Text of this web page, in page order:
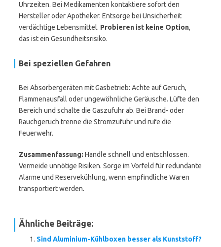
Uhrzeiten. Bei Medikamenten kontaktiere sofort den
Hersteller oder Apotheker. Entsorge bei Unsicherheit
verdächtige Lebensmittel. Probieren ist keine Option,
das ist ein Gesundheitsrisiko.
Bei speziellen Gefahren
Bei Absorbergeräten mit Gasbetrieb: Achte auf Geruch,
Flammenausfall oder ungewöhnliche Geräusche. Lüfte den
Bereich und schalte die Gaszufuhr ab. Bei Brand- oder
Rauchgeruch trenne die Stromzufuhr und rufe die
Feuerwehr.
Zusammenfassung: Handle schnell und entschlossen.
Vermeide unnötige Risiken. Sorge im Vorfeld für redundante
Alarme und Reservekühlung, wenn empfindliche Waren
transportiert werden.
Ähnliche Beiträge:
Sind Aluminium-Kühlboxen besser als Kunststoff?